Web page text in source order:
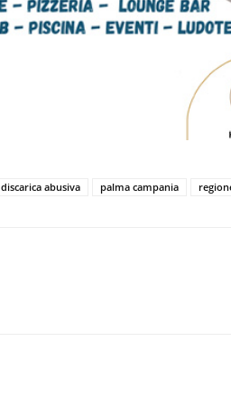
discarica abusiva palma campania